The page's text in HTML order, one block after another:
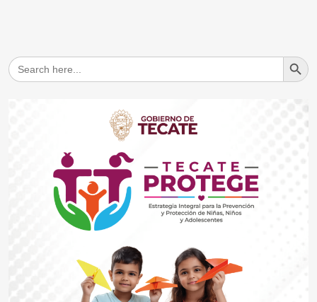
Search
for:
Search